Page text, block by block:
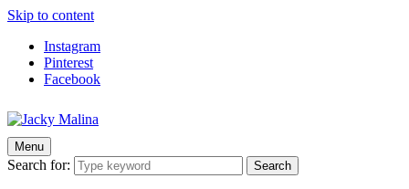
Skip to content
Instagram
Pinterest
Facebook
Jacky Malina
Der Food Blog mit einfachen und schnellen Rezepten
Menu
Search for: Search